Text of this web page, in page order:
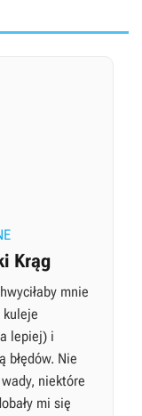
Krąg
mnie
kuleje
lepiej) i
błędów. Nie
niektóre
mi się